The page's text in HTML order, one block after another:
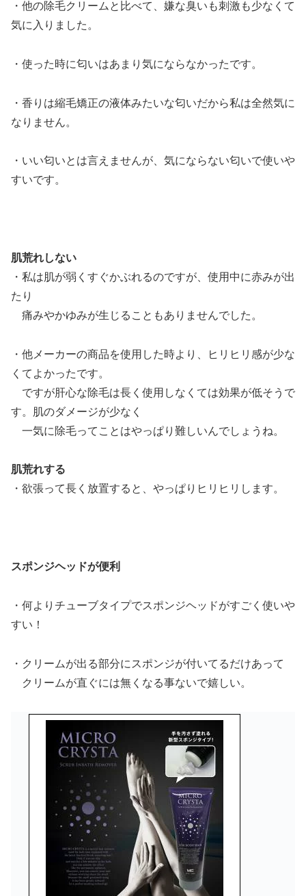
・他の除毛クリームと比べて、嫌な臭いも刺激も少なくて
気に入りました。
・使った時に匂いはあまり気にならなかったです。
・香りは縮毛矯正の液体みたいな匂いだから私は全然気に
なりません。
・いい匂いとは言えませんが、気にならない匂いで使いや
すいです。
肌荒れしない
・私は肌が弱くすぐかぶれるのですが、使用中に赤みが出
たり
痛みやかゆみが生じることもありませんでした。
・他メーカーの商品を使用した時より、ヒリヒリ感が少な
くてよかったです。
ですが肝心な除毛は長く使用しなくては効果が低そうで
す。肌のダメージが少なく
一気に除毛ってことはやっぱり難しいんでしょうね。
肌荒れする
・欲張って長く放置すると、やっぱりヒリヒリします。
スポンジヘッドが便利
・何よりチューブタイプでスポンジヘッドがすごく使いや
すい！
・クリームが出る部分にスポンジが付いてるだけあって
クリームが直ぐには無くなる事ないで嬉しい。